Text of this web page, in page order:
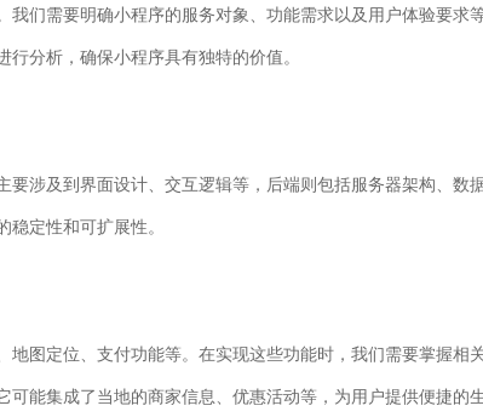
们需要明确小程序的服务对象、功能需求以及用户体验要求
分析，确保小程序具有独特的价值。
要涉及到界面设计、交互逻辑等，后端则包括服务器架构、数
定性和可扩展性。
图定位、支付功能等。在实现这些功能时，我们需要掌握相
能集成了当地的商家信息、优惠活动等，为用户提供便捷的生